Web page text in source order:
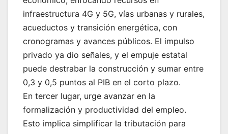
infraestructura 4G y 5G, vías urbanas y rurales,
acueductos y transición energética, con
cronogramas y avances públicos. El impulso
privado ya dio señales, y el empuje estatal
puede destrabar la construcción y sumar entre
0,3 y 0,5 puntos al PIB en el corto plazo.
En tercer lugar, urge avanzar en la
formalización y productividad del empleo.
Esto implica simplificar la tributación para